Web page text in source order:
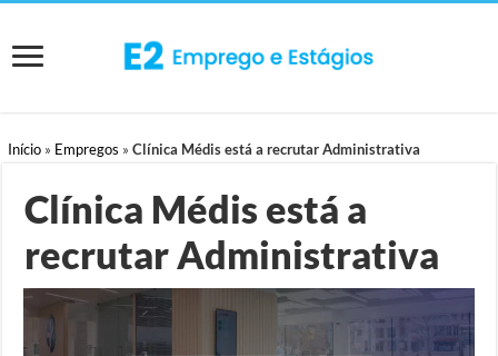
Início » Empregos »Clínica Médis está a recrutar Administrativa
Clínica Médis está a
recrutar Administrativa